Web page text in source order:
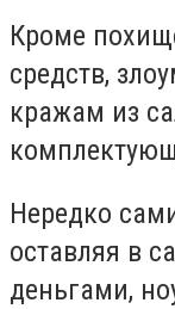
Кроме
средств,
кражам из
Нередко
оставляя в
деньгами,